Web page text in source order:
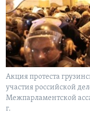
Learning English
СОЦИАЛЬНЫЕ СЕТИ
Языки
Акция протеста
участия российской
Межпарламентской
г.